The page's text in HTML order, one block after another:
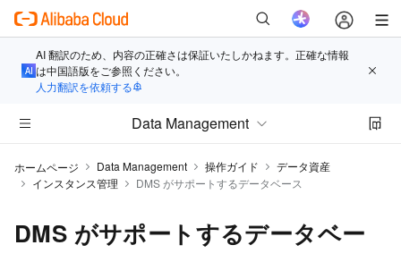
AI 翻訳のため、内容の正確さは保証いたしかねます。正確な情報
は中国語版をご参照ください。
人力翻訳を依頼する
Data Management
ホームページ Data Management 操作ガイド
データ資産
インスタンス管理
DMS がサポートするデータベース
DMS がサポートするデータベー